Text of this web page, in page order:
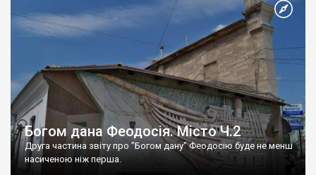
Богом дана Феодосія. Місто Ч.2
Друга частина звіту про "Богом дану" Феодосію буде не менш
насиченою ніж перша.